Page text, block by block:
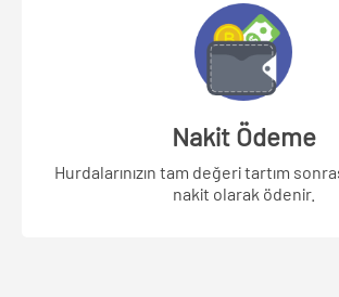
Nakit Ödeme
Hurdalarınızın tam değeri tartım
nakit olarak ödenir.